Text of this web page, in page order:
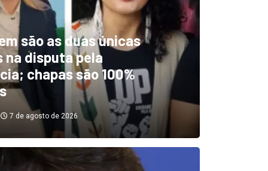
são as duas únicas
na disputa pela
chapas são 100%
7 de agosto de 2026